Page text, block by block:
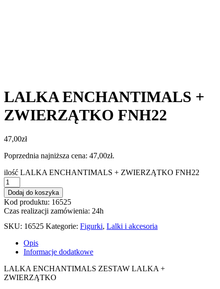
LALKA ENCHANTIMALS +
ZWIERZĄTKO FNH22
47,00zł
Poprzednia najniższa cena: 47,00zł.
ilość LALKA ENCHANTIMALS + ZWIERZĄTKO FNH22
Dodaj do koszyka
Kod produktu: 16525
Czas realizacji zamówienia: 24h
SKU: 16525 Kategorie: Figurki, Lalki i akcesoria
Opis
Informacje dodatkowe
LALKA ENCHANTIMALS ZESTAW LALKA +
ZWIERZĄTKO